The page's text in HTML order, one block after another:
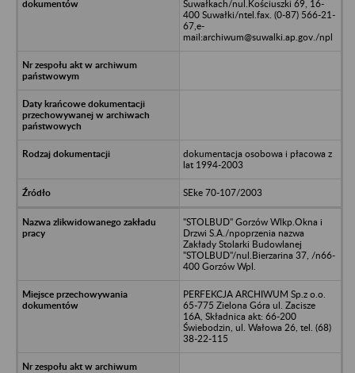
Suwałkach/nul.Kościuszki 69, 16-
400 Suwałki/ntel.fax. (0-87) 566-21-
67,e-
mail:archiwum@suwalki.ap.gov./npl
dokumentacja osobowa i płacowa z
lat 1994-2003
SEke 70-107/2003
"STOLBUD" Gorzów Wlkp.Okna i
Drzwi S.A./npoprzenia nazwa
Zakłady Stolarki Budowlanej
"STOLBUD"/nul.Bierzarina 37, /n66-
400 Gorzów Wpl.
PERFEKCJA ARCHIWUM Sp.z o.o.
65-775 Zielona Góra ul. Zacisze
16A, Składnica akt: 66-200
Świebodzin, ul. Wałowa 26, tel. (68)
38-22-115